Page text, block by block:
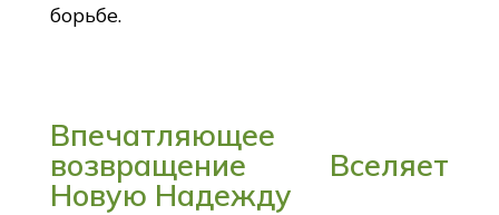
борьбе.
Впечатляющее
возвращение Вселяет
Новую Надежду